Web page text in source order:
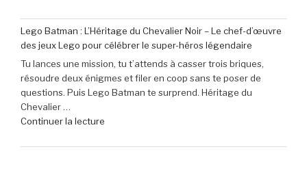
seulement
79,99
€
(-16% »
de
40
€
de
réduction
sur
Sony
Lego Batman : L’Héritage du Chevalier Noir – Le chef-d’œuvre
des jeux Lego pour célébrer le super-héros légendaire
Tu lances une mission, tu t’attends à casser trois briques,
résoudre deux énigmes et filer en coop sans te poser de
questions. Puis Lego Batman te surprend. Héritage du
Chevalier …
Continuer la lecture
Batman